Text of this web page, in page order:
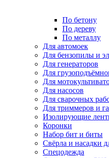
По бетону
По дереву
По металлу
Для автомоек
Для бензопилы и
Для генераторов
Для
Для
Для насосов
Для сварочных
Для триммеров и
Изолирующие
Коронки
Набор бит и биты
Свёрла и насадки
Спецодежда